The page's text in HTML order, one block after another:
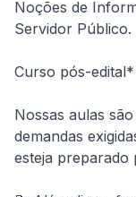
Noções de
Servidor Público.
Curso pós-edital*
Nossas aulas
demandas
esteja preparado